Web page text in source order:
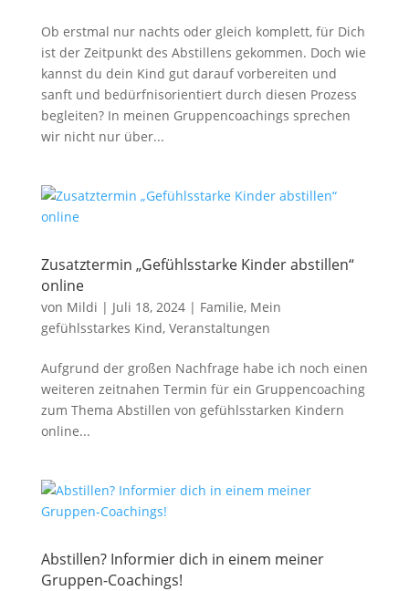
Ob erstmal nur nachts oder gleich komplett, für Dich
ist der Zeitpunkt des Abstillens gekommen. Doch wie
kannst du dein Kind gut darauf vorbereiten und
sanft und bedürfnisorientiert durch diesen Prozess
begleiten? In meinen Gruppencoachings sprechen
wir nicht nur über...
Zusatztermin „Gefühlsstarke Kinder abstillen“
online
von Mildi | Juli 18, 2024| Familie, Mein
gefühlsstarkes Kind, Veranstaltungen
Aufgrund der großen Nachfrage habe ich noch einen
weiteren zeitnahen Termin für ein Gruppencoaching
zum Thema Abstillen von gefühlsstarken Kindern
online...
Abstillen? Informier dich in einem meiner
Gruppen-Coachings!